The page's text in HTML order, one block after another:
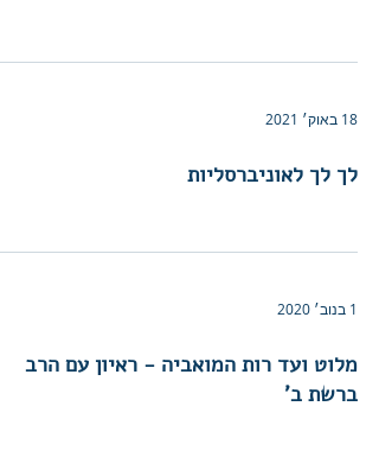
18 באוק׳ 2021
לך לך לאוניברסליות
1 בנוב׳ 2020
מלוט ועד רות המואביה - ראיון עם הרב
ברשת ב'